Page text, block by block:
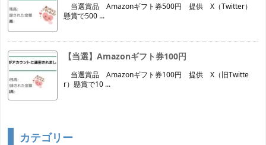
当選賞品 Amazonギフト券500円 提供 X（Twitter）
懸賞で500 ...
【当選】Amazonギフト券100円
当選賞品 Amazonギフト券100円 提供 X（旧Twitte
r）懸賞で10 ...
カテゴリー